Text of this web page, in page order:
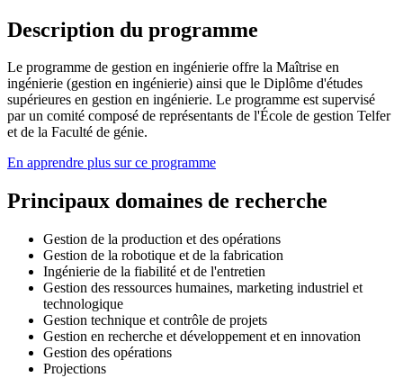
Description du programme
Le programme de gestion en ingénierie offre la Maîtrise en
ingénierie (gestion en ingénierie) ainsi que le Diplôme d'études
supérieures en gestion en ingénierie. Le programme est supervisé
par un comité composé de représentants de l'École de gestion Telfer
et de la Faculté de génie.
En apprendre plus sur ce programme
Principaux domaines de recherche
Gestion de la production et des opérations
Gestion de la robotique et de la fabrication
Ingénierie de la fiabilité et de l'entretien
Gestion des ressources humaines, marketing industriel et
technologique
Gestion technique et contrôle de projets
Gestion en recherche et développement et en innovation
Gestion des opérations
Projections